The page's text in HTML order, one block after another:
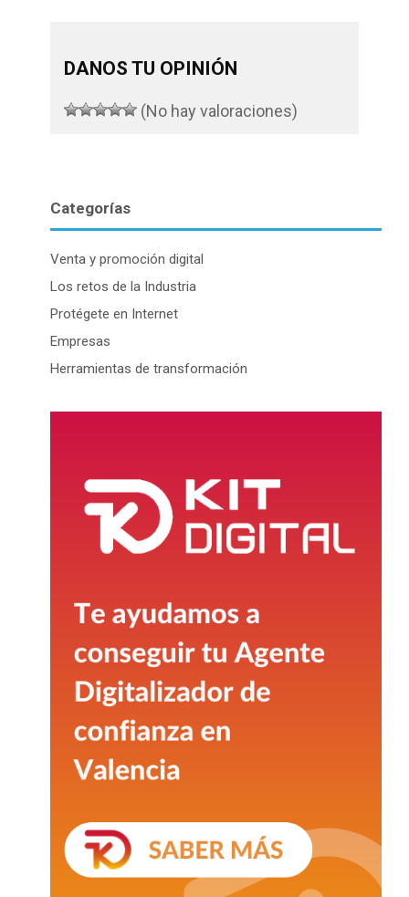
DANOS TU OPINIÓN
(No hay valoraciones)
Categorías
Venta y promoción digital
Los retos de la Industria
Protégete en Internet
Empresas
Herramientas de transformación